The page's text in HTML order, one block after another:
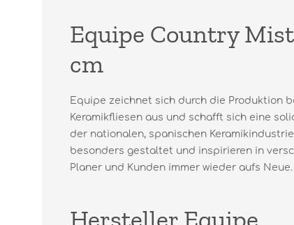
Equipe Country
cm
Equipe zeichnet sich durch die Produktion
Keramikfliesen aus und schafft sich eine
der nationalen, spanischen
besonders gestaltet und inspirieren in
Planer und Kunden immer wieder aufs Neue.